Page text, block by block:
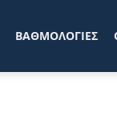
ΒΑΘΜΟΛΟΓΙΕΣ